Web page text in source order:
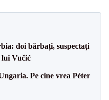
doi bărbați, suspectați
lui Vučić
Pe cine vrea Péter